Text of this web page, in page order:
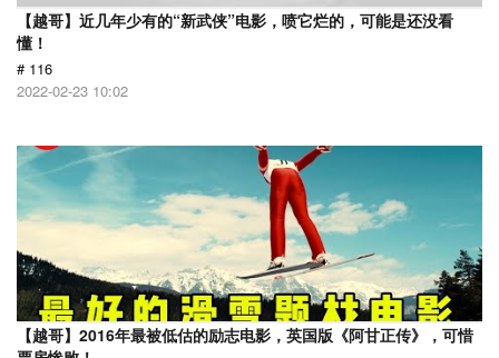
【越哥】近几年少有的“新武侠”电影，喷它烂的，可能是还没看
懂！
# 116
2022-02-23 10:02
【越哥】2016年最被低估的励志电影，英国版《阿甘正传》，可惜